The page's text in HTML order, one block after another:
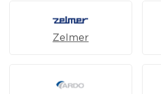
Zelmer